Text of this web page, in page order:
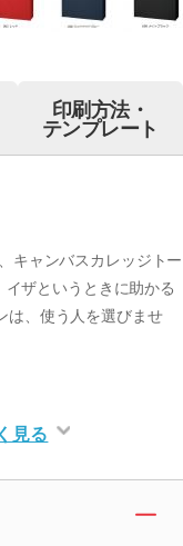
印刷方法・
テンプレート
キャンバスカレッジトー
ザというときに助かる
は、使う人を選びませ
見る